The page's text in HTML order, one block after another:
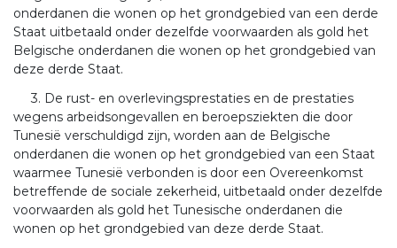
onderdanen die wonen op het grondgebied van een derde
Staat uitbetaald onder dezelfde voorwaarden als gold het
Belgische onderdanen die wonen op het grondgebied van
deze derde Staat.
3. De rust- en overlevingsprestaties en de prestaties
wegens arbeidsongevallen en beroepsziekten die door
Tunesië verschuldigd zijn, worden aan de Belgische
onderdanen die wonen op het grondgebied van een Staat
waarmee Tunesië verbonden is door een Overeenkomst
betreffende de sociale zekerheid, uitbetaald onder dezelfde
voorwaarden als gold het Tunesische onderdanen die
wonen op het grondgebied van deze derde Staat.